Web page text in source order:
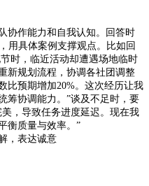
作能力和自我认知。回答时
用具体案例支撑观点。比如回
时，临近活动却遭遇场地临时
新规划流程，协调各社团调整
比预期增加20%。这次经历让我
筹协调能力。”谈及不足时，要
，导致任务进度延迟。现在我
衡质量与效率。”
，表达诚意